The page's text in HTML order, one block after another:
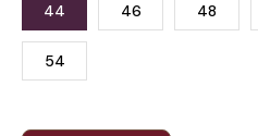
44 46 48
54